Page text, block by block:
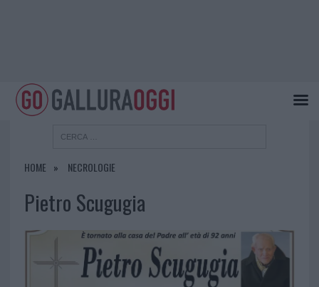
HOME NECROLOGIE
Pietro Scugugia